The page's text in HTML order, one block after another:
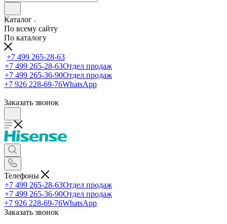
Каталог
По всему сайту
По каталогу
+7 499 265-28-63
+7 499 265-28-63Отдел продаж
+7 499 265-36-90Отдел продаж
+7 926 228-69-76WhatsApp
Заказать звонок
Телефоны
+7 499 265-28-63Отдел продаж
+7 499 265-36-90Отдел продаж
+7 926 228-69-76WhatsApp
Заказать звонок